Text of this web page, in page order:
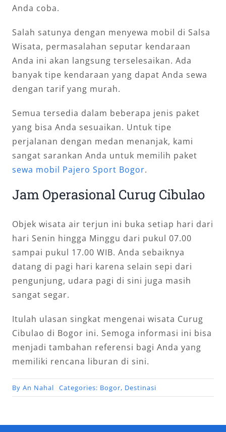
Anda coba.
Salah satunya dengan menyewa mobil di Salsa
Wisata, permasalahan seputar kendaraan
Anda ini akan langsung terselesaikan. Ada
banyak tipe kendaraan yang dapat Anda sewa
dengan tarif yang murah.
Semua tersedia dalam beberapa jenis paket
yang bisa Anda sesuaikan. Untuk tipe
perjalanan dengan medan menanjak, kami
sangat sarankan Anda untuk memilih paket
sewa mobil Pajero Sport Bogor.
Jam Operasional Curug Cibulao
Objek wisata air terjun ini buka setiap hari dari
hari Senin hingga Minggu dari pukul 07.00
sampai pukul 17.00 WIB. Anda sebaiknya
datang di pagi hari karena selain sepi dari
pengunjung, udara pagi di sini juga masih
sangat segar.
Itulah ulasan singkat mengenai wisata Curug
Cibulao di Bogor ini. Semoga informasi ini bisa
menjadi tambahan referensi bagi Anda yang
memiliki rencana liburan di sini.
By An Nahal Categories: Bogor, Destinasi